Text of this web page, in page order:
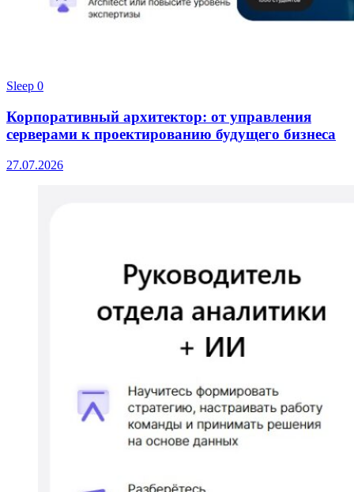
Sleep 0
Корпоративный архитектор: от управления
серверами к проектированию будущего бизнеса
27.07.2026